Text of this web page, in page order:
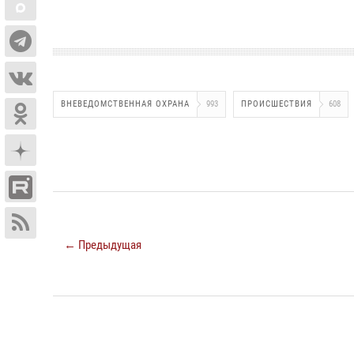
ВНЕВЕДОМСТВЕННАЯ ОХРАНА 993 ПРОИСШЕСТВИЯ 608
← Предыдущая